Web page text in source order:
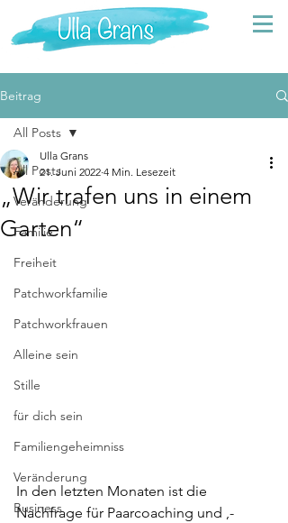
Beitrag
All Posts
Veränderung
Familie
Freiheit
Patchworkfamilie
Patchworkfrauen
Alleine sein
Stille
für dich sein
Familiengeheimniss
Veränderung
Business
All Posts
„Wir trafen uns in einem
Garten“
Ulla Grans
21. Juni 2022 4 Min. Lesezeit
In den letzten Monaten ist die
Nachfrage für Paarcoaching und ,-